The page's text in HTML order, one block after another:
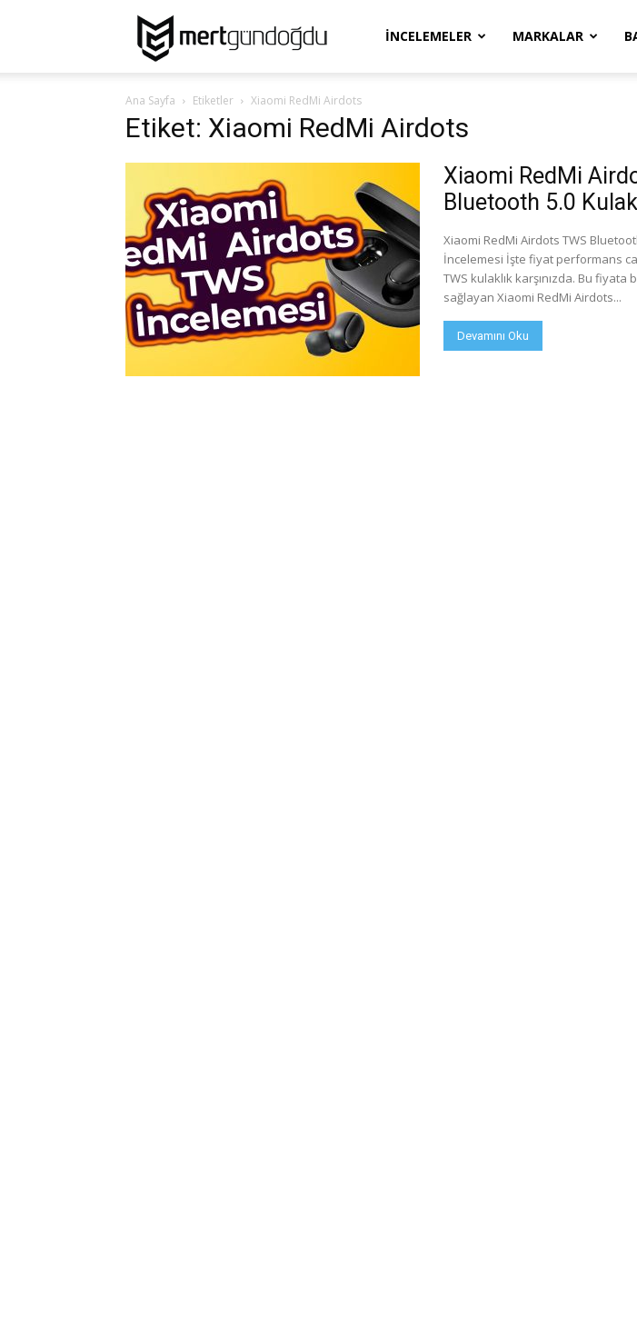
Gündoğdu
İNCELEMELER MARKALAR
Ana Sayfa Etiketler Xiaomi RedMi Airdots
Etiket: Xiaomi RedMi Airdots
Xiaomi RedMi
Bluetooth 5.0
Xiaomi RedMi Airdots TWS
İncelemesi İşte fiyat performans
TWS kulaklık karşınızda. Bu
sağlayan Xiaomi RedMi Airdots...
Devamını Oku